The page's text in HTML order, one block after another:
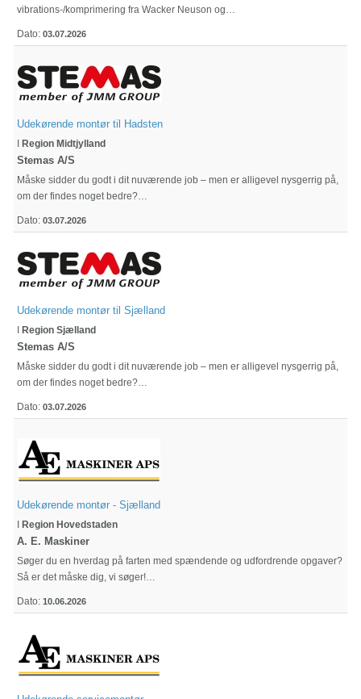
vibrations-/komprimering fra Wacker Neuson og…
Dato: 03.07.2026
Udekørende montør til Hadsten
I Region Midtjylland
Stemas A/S
Måske sidder du godt i dit nuværende job – men er alligevel nysgerrig på,
om der findes noget bedre?…
Dato: 03.07.2026
Udekørende montør til Sjælland
I Region Sjælland
Stemas A/S
Måske sidder du godt i dit nuværende job – men er alligevel nysgerrig på,
om der findes noget bedre?…
Dato: 03.07.2026
Udekørende montør - Sjælland
I Region Hovedstaden
A. E. Maskiner
Søger du en hverdag på farten med spændende og udfordrende opgaver?
Så er det måske dig, vi søger!…
Dato: 10.06.2026